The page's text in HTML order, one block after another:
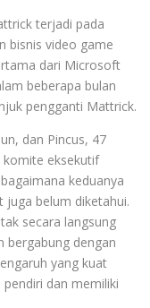
terjadi pada
bisnis video game
dari Microsoft
beberapa bulan
pengganti Mattrick.
dan Pincus, 47
eksekutif
keduanya
juga belum diketahui.
secara langsung
bergabung dengan
yang kuat
dan memiliki